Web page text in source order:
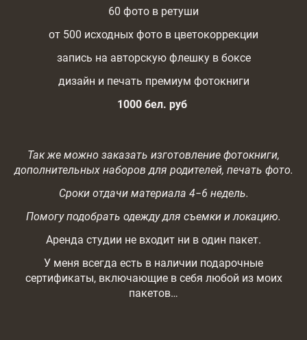
60 фото в ретуши
от 500 исходных фото в цветокоррекции
запись на авторскую флешку в боксе
дизайн и печать премиум фотокниги
1000 бел. руб
Так же можно заказать изготовление фотокниги,
дополнительных наборов для родителей, печать фото.
Сроки отдачи материала 4−6 недель.
Помогу подобрать одежду для съемки и локацию.
Аренда студии не входит ни в один пакет.
У меня всегда есть в наличии подарочные
сертификаты, включающие в себя любой из моих
пакетов…